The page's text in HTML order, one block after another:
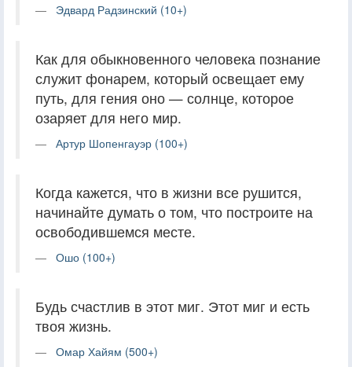
Эдвард Радзинский (10+)
Как для обыкновенного человека познание
служит фонарем, который освещает ему
путь, для гения оно — солнце, которое
озаряет для него мир.
Артур Шопенгауэр (100+)
Когда кажется, что в жизни все рушится,
начинайте думать о том, что построите на
освободившемся месте.
Ошо (100+)
Будь счастлив в этот миг. Этот миг и есть
твоя жизнь.
Омар Хайям (500+)